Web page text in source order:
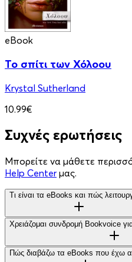
eBook
Το σπίτι των Χόλοου
Krystal Sutherland
10.99€
Συχνές ερωτήσεις
Μπορείτε να μάθετε
Help Center μας.
Τι είναι τα eBooks και πώς
Χρειάζομαι συνδρομή Bookvoice
Πώς διαβάζω τα eBooks που έχω